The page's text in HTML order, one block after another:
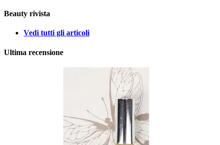
Beauty rivista
Vedi tutti gli articoli
Ultima recensione